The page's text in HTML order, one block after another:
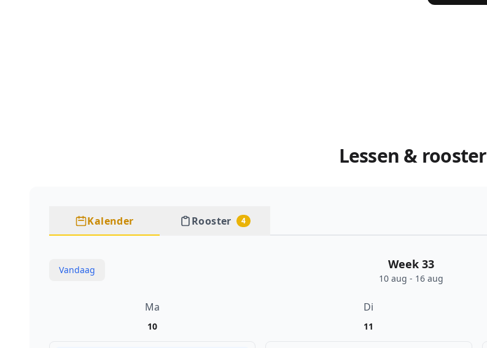
Lessen & rooster
Kalender Rooster 4
Vandaag Week 33
10 aug - 16 aug
Ma
10
Di
11